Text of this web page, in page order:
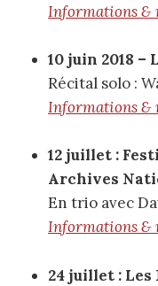
Informations &
10 juin 2018 –
Récital solo :
Informations &
12 juillet :
Archives
En trio avec
Informations &
24 juillet : Les